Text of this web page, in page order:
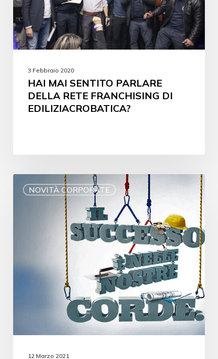
3 Febbraio 2020
HAI MAI SENTITO PARLARE
DELLA RETE FRANCHISING DI
EDILIZIACROBATICA?
NOVITÀ CORPORATE
12 Marzo 2021